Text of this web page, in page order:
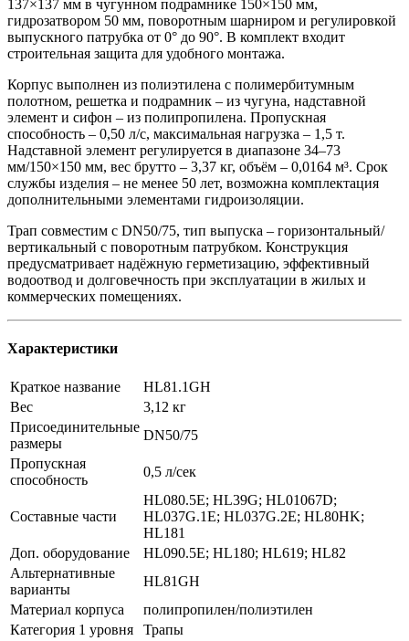
137×137 мм в чугунном подрамнике 150×150 мм,
гидрозатвором 50 мм, поворотным шарниром и регулировкой
выпускного патрубка от 0° до 90°. В комплект входит
строительная защита для удобного монтажа.
Корпус выполнен из полиэтилена с полимербитумным
полотном, решетка и подрамник – из чугуна, надставной
элемент и сифон – из полипропилена. Пропускная
способность – 0,50 л/с, максимальная нагрузка – 1,5 т.
Надставной элемент регулируется в диапазоне 34–73
мм/150×150 мм, вес брутто – 3,37 кг, объём – 0,0164 м³. Срок
службы изделия – не менее 50 лет, возможна комплектация
дополнительными элементами гидроизоляции.
Трап совместим с DN50/75, тип выпуска – горизонтальный/
вертикальный с поворотным патрубком. Конструкция
предусматривает надёжную герметизацию, эффективный
водоотвод и долговечность при эксплуатации в жилых и
коммерческих помещениях.
Характеристики
Краткое название
HL81.1GH
Вес
3,12 кг
Присоединительные
размеры
DN50/75
Пропускная
способность
0,5 л/сек
Составные части
HL080.5E; HL39G; HL01067D;
HL037G.1E; HL037G.2E; HL80HK;
HL181
Доп. оборудование
HL090.5E; HL180; HL619; HL82
Альтернативные
варианты
HL81GH
Материал корпуса
полипропилен/полиэтилен
Категория 1 уровня
Трапы